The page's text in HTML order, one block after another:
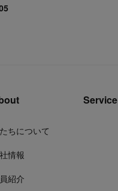
ちについて
情報
紹介
Service